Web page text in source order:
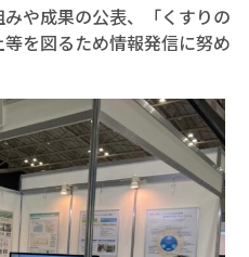
や成果の公表、「くすりの
を図るため情報発信に努め